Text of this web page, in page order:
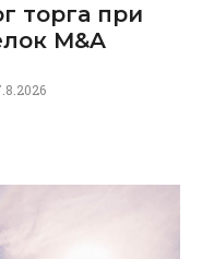
торга при
M&A